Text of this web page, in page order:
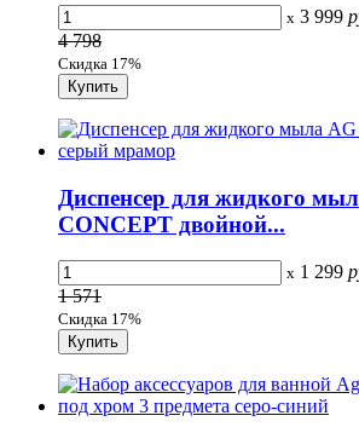
x 3 999
4 798
Скидка 17%
Диспенсер для жидкого
CONCEPT двойной...
x 1 299
1 571
Скидка 17%